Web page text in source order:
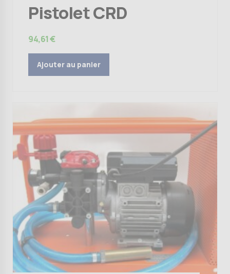
Pistolet CRD
94,61€
Ajouter au panier